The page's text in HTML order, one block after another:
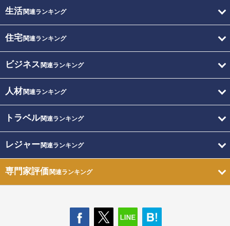
生活関連ランキング
住宅関連ランキング
ビジネス 関連ランキング
人材関連ランキング
トラベル関連ランキング
レジャー関連ランキング
専門家評価関連ランキング